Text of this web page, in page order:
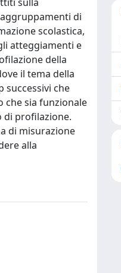
di
scolastica,
atteggiamenti e
della
il tema della
che
che sia funzionale
di profilazione.
di misurazione
alla